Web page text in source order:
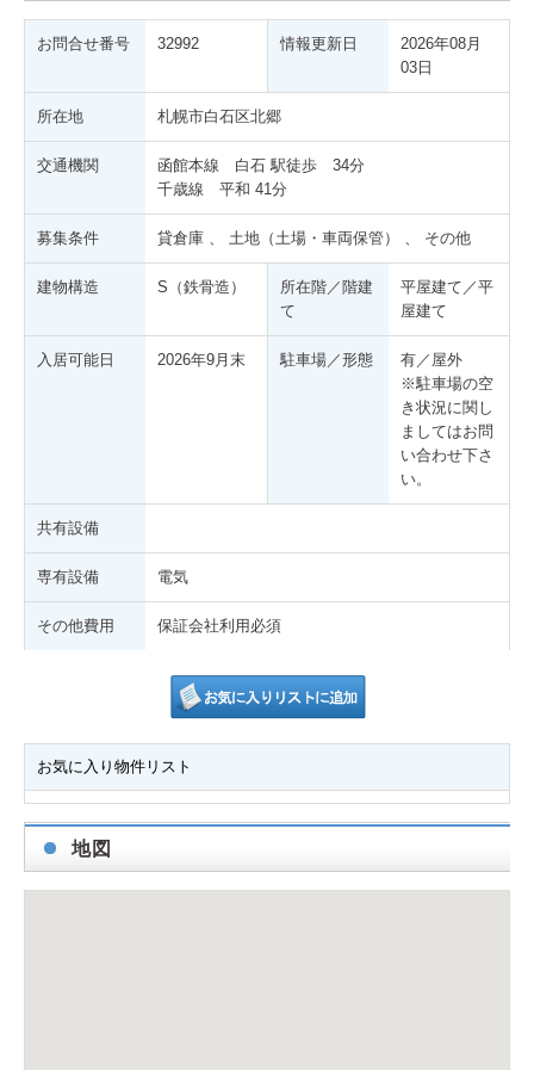
お問合せ番号 32992 情報更新日
2026年08月
03日
所在地 札幌市白石区北郷
交通機関
函館本線 白石 駅徒歩 34分
千歳線 平和 41分
募集条件 貸倉庫 、 土地（土場・車両保管） 、 その他
建物構造 S（鉄骨造）
所在階／階建
て
平屋建て／平
屋建て
入居可能日 2026年9月末 駐車場／形態
有／屋外
※駐車場の空
き状況に関し
ましてはお問
い合わせ下さ
い。
共有設備
専有設備 電気
その他費用 保証会社利用必須
お気に入り物件リスト
地図